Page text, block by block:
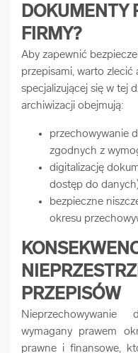
DOKUMENTY
FIRMY?
Aby zapewnić
przepisami, warto
specjalizującej się w tej
archiwizacji obejmują:
przechowywanie
zgodnych z
digitalizację
dostęp do
bezpieczne
okresu
PRZEPISÓW
wymagany prawem
prawne i finansowe,